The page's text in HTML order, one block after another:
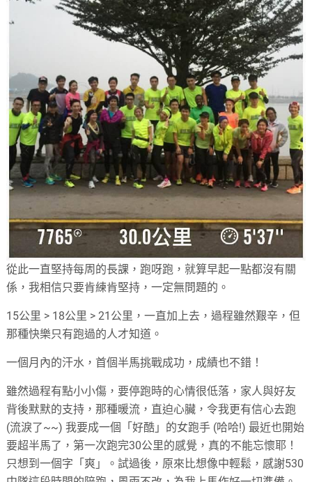
從此一直堅持每周的長課，跑呀跑，就算早起一點都沒有關
係，我相信只要肯練肯堅持，一定無問題的。
15公里 > 18公里 > 21公里，一直加上去，過程雖然艱辛，但
那種快樂只有跑過的人才知道。
一個月內的汗水，首個半馬挑戰成功，成績也不錯！
雖然過程有點小小傷，要停跑時的心情很低落，家人與好友
背後默默的支持，那種暖流，直迫心臟，令我更有信心去跑
(流淚了~~) 我要成一個「好酷」的女跑手 (哈哈!) 最近也開始
要超半馬了，第一次跑完30公里的感覺，真的不能忘懷耶！
只想到一個字「爽」。試過後，原來比想像中輕鬆，感謝530